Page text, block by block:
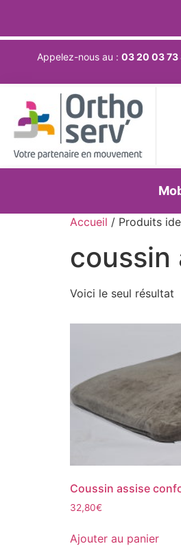
Appelez-nous au : 03 20 03 73
Accueil / Produits
coussin
Voici le seul résultat
Coussin assise
32,80€
Ajouter au panier